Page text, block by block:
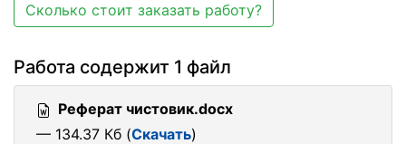
Сколько стоит заказать работу?
Работа содержит 1 файл
Реферат чистовик.docx
— 134.37 Кб (Скачать)